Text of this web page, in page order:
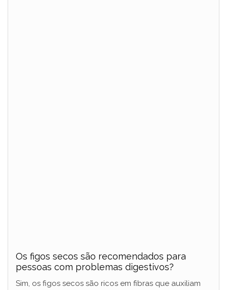
Os figos secos são recomendados para
pessoas com problemas digestivos?
Sim, os figos secos são ricos em fibras que auxiliam